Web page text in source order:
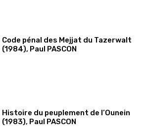
Code pénal des Mejjat du Tazerwalt
(1984), Paul PASCON
Histoire du peuplement de l’Ounein
(1983), Paul PASCON